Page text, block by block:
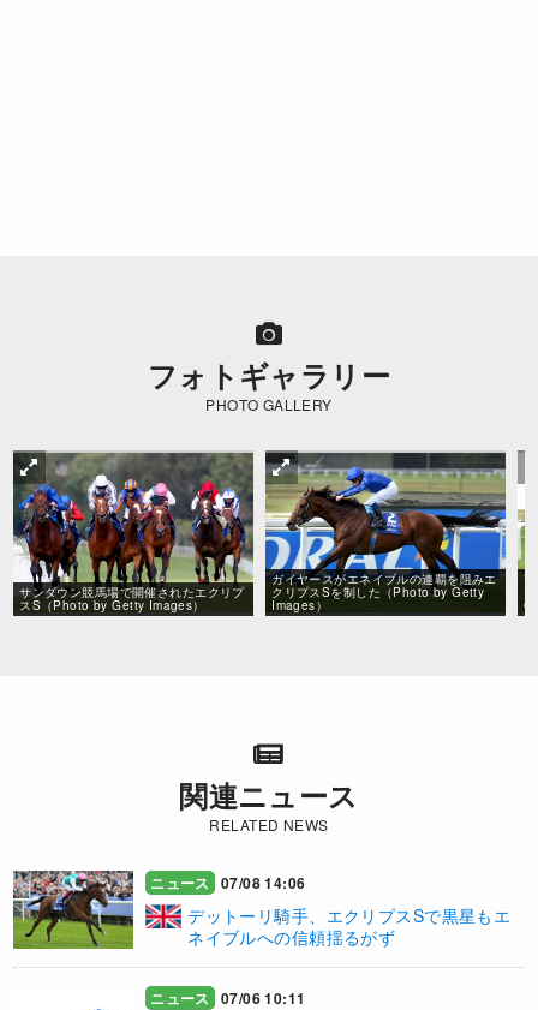
フォトギャラリー
PHOTO GALLERY
サンダウン競馬場で開催されたエクリプ
スS（Photo by Getty Images）
ガイヤースがエネイブルの連覇を阻みエ
クリプスSを制した（Photo by Getty
Images）
関連ニュース
RELATED NEWS
ニュース 07/08 14:06
デットーリ騎手、エクリプスSで黒星もエ
ネイブルへの信頼揺るがず
ニュース 07/06 10:11